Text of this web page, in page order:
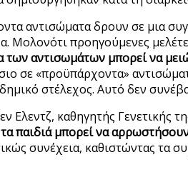
αντισώματα δρουν σε μια
Μολονότι προηγούμενες
των αντισωμάτων μπορεί να
σε «προϋπάρχοντα»
στέλεχος. Αυτό δεν
Ελεντζ, καθηγητής Γενετικής
τα παιδιά μπορεί να
συνέχεια, καθιστώντας τα